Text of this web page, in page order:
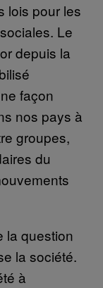
lois pour les
Le
depuis la
façon
nos pays à
groupes,
du
la question
la société.
à